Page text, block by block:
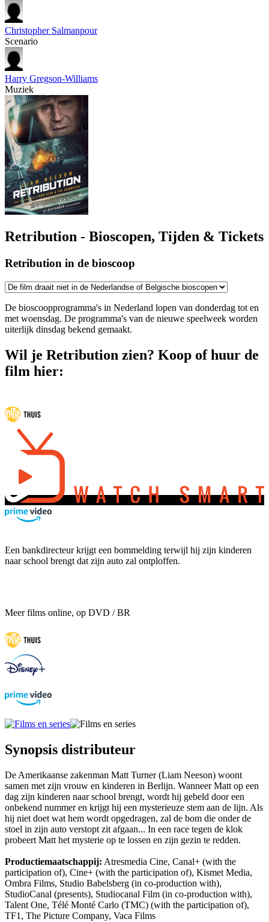
Christopher Salmanpour
Scenario
Harry Gregson-Williams
Muziek
Retribution - Bioscopen, Tijden & Tickets
Retribution in de bioscoop
De bioscoopprogramma's in Nederland lopen van donderdag tot en
met woensdag. De programma's van de nieuwe speelweek worden
uiterlijk dinsdag bekend gemaakt.
Wil je Retribution zien? Koop of huur de
film hier:
Een bankdirecteur krijgt een bommelding terwijl hij zijn kinderen
naar school brengt dat zijn auto zal ontploffen.
Meer films online, op DVD / BR
Synopsis distributeur
De Amerikaanse zakenman Matt Turner (Liam Neeson) woont
samen met zijn vrouw en kinderen in Berlijn. Wanneer Matt op een
dag zijn kinderen naar school brengt, wordt hij gebeld door een
onbekend nummer en krijgt hij een mysterieuze stem aan de lijn. Als
hij niet doet wat hem wordt opgedragen, zal de bom die onder de
stoel in zijn auto verstopt zit afgaan... In een race tegen de klok
probeert Matt het mysterie op te lossen en zijn gezin te redden.
Productiemaatschappij: Atresmedia Cine, Canal+ (with the
participation of), Cine+ (with the participation of), Kismet Media,
Ombra Films, Studio Babelsberg (in co-production with),
StudioCanal (presents), Studiocanal Film (in co-production with),
Talent One, Télé Monté Carlo (TMC) (with the participation of),
TF1, The Picture Company, Vaca Films